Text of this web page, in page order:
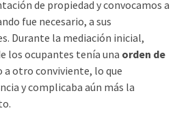
de propiedad y convocamos a
fue necesario, a sus
Durante la mediación inicial,
los ocupantes tenía una orden de
a otro conviviente, lo que
y complicaba aún más la